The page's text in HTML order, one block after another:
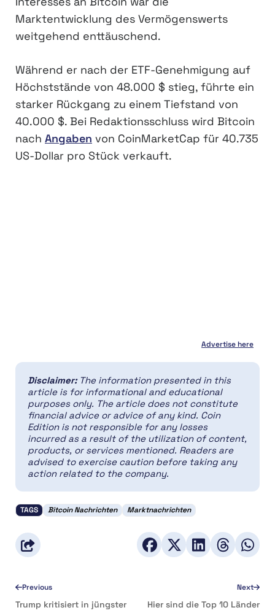
Marktentwicklung des Vermögenswerts
weitgehend enttäuschend.
Während er nach der ETF-Genehmigung auf
Höchststände von 48.000 $ stieg, führte ein
starker Rückgang zu einem Tiefstand von
40.000 $. Bei Redaktionsschluss wird Bitcoin
nach Angaben von CoinMarketCap für 40.735
US-Dollar pro Stück verkauft.
Advertise here
Disclaimer: The information presented in this
article is for informational and educational
purposes only. The article does not constitute
financial advice or advice of any kind. Coin
Edition is not responsible for any losses
incurred as a result of the utilization of content,
products, or services mentioned. Readers are
advised to exercise caution before taking any
action related to the company.
TAGS Bitcoin Nachrichten Marktnachrichten
Previous
Trump kritisiert in jüngster
Next
Hier sind die Top 10 Länder